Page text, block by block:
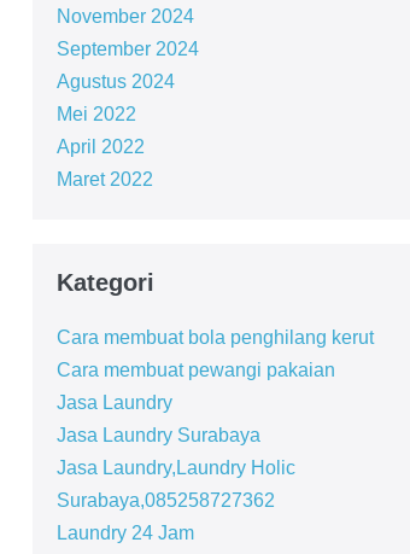
November 2024
September 2024
Agustus 2024
Mei 2022
April 2022
Maret 2022
Kategori
Cara membuat bola penghilang kerut
Cara membuat pewangi pakaian
Jasa Laundry
Jasa Laundry Surabaya
Jasa Laundry,Laundry Holic
Surabaya,085258727362
Laundry 24 Jam